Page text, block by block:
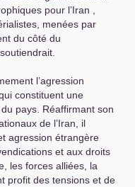
pour l’Iran ,
menées par
du côté du
l’agression
constituent une
pays. Réaffirmant son
de l’Iran, il
agression étrangère
et aux droits
les forces alliées, la
profit des tensions et de